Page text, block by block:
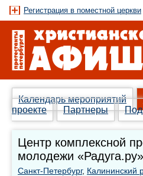
Регистрация в поместной церкви
Календарь мероприятий
проекте
Партнеры
Центр комплексной
молодежи «Радуга.ру»
Санкт-Петербург, Калининский